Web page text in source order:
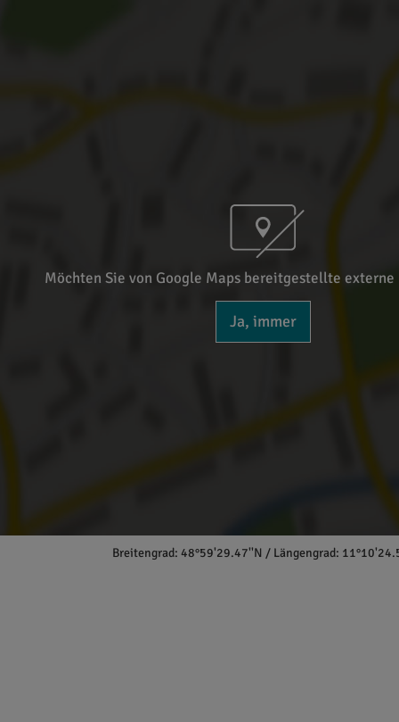
Möchten Sie von Google Maps bereitgestellte
Ja, immer
Breitengrad: 48°59'29.47''N / Längengrad: